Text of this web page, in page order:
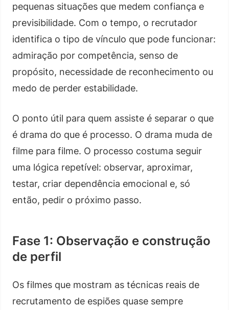
pequenas situações que medem confiança e
previsibilidade. Com o tempo, o recrutador
identifica o tipo de vínculo que pode funcionar:
admiração por competência, senso de
propósito, necessidade de reconhecimento ou
medo de perder estabilidade.
O ponto útil para quem assiste é separar o que
é drama do que é processo. O drama muda de
filme para filme. O processo costuma seguir
uma lógica repetível: observar, aproximar,
testar, criar dependência emocional e, só
então, pedir o próximo passo.
Fase 1: Observação e construção
de perfil
Os filmes que mostram as técnicas reais de
recrutamento de espiões quase sempre